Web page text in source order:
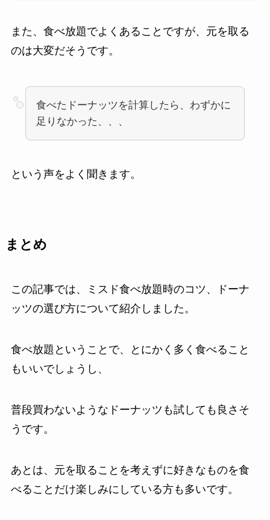
また、食べ放題でよくあることですが、元を取る
のは大変だそうです。
食べたドーナッツを計算したら、わずかに
足りなかった、、、
という声をよく聞きます。
まとめ
この記事では、ミスド食べ放題時のコツ、ドーナ
ッツの選び方について紹介しました。
食べ放題ということで、とにかく多く食べること
もいいでしょうし、
普段買わないようなドーナッツも試しても良さそ
うです。
あとは、元を取ることを考えずに好きなものを食
べることだけ楽しみにしている方も多いです。